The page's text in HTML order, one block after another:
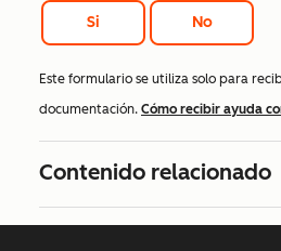
Si No
Este formulario se utiliza solo para
documentación. Cómo recibir ayuda
Contenido relacionado